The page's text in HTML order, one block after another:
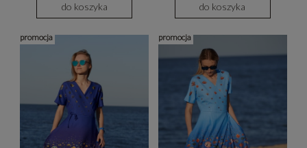
do koszyka do koszyka
promocja promocja